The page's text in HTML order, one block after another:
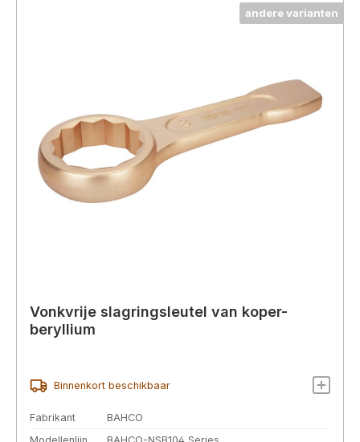
andere varianten
Vonkvrije slagringsleutel van koper-
beryllium
Binnenkort beschikbaar
Fabrikant
BAHCO